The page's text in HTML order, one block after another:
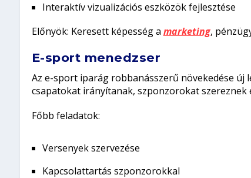
Interaktív vizualizációs eszközök fejlesztése
Előnyök: Keresett képesség a marketing,
E-sport menedzser
Az e-sport iparág robbanásszerű növekedése
csapatokat irányítanak, szponzorokat
Főbb feladatok:
Versenyek szervezése
Kapcsolattartás szponzorokkal